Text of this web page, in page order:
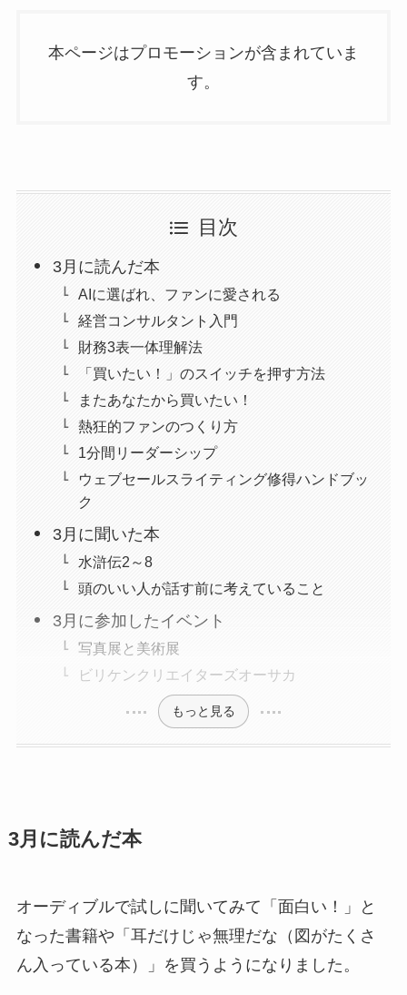
本ページはプロモーションが含まれていま
す。
目次
3月に読んだ本
AIに選ばれ、ファンに愛される
経営コンサルタント入門
財務3表一体理解法
「買いたい！」のスイッチを押す方法
またあなたから買いたい！
熱狂的ファンのつくり方
1分間リーダーシップ
ウェブセールスライティング修得ハンドブッ
ク
3月に聞いた本
水滸伝2～8
頭のいい人が話す前に考えていること
3月に参加したイベント
写真展と美術展
ビリケンクリエイターズオーサカ
もっと見る
3月に読んだ本
オーディブルで試しに聞いてみて「面白い！」と
なった書籍や「耳だけじゃ無理だな（図がたくさ
ん入っている本）」を買うようになりました。